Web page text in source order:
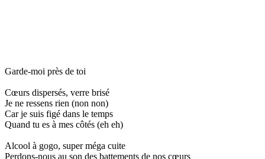
Garde-moi près de toi
Cœurs dispersés, verre brisé
Je ne ressens rien (non non)
Car je suis figé dans le temps
Quand tu es à mes côtés (eh eh)
Alcool à gogo, super méga cuite
Perdons-nous au son des battements de nos cœurs